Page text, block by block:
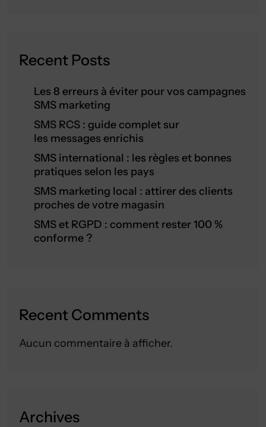
Recent Posts
Les 8 erreurs à éviter pour vos campagnes
SMS marketing
SMS RCS : guide complet sur
les messages enrichis
SMS international : les règles et bonnes
pratiques selon les pays
SMS marketing local : attirer des clients
proches de votre magasin
SMS et RGPD : comment rester 100 %
conforme ?
Recent Comments
Aucun commentaire à afficher.
Archives